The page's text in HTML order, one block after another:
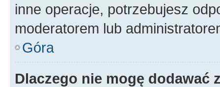
inne operacje, potrzebujesz
moderatorem lub
Góra
Dlaczego nie mogę dodawać